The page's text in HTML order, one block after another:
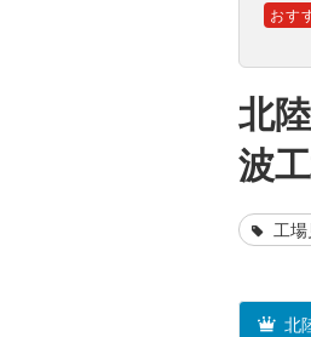
おす
北
波
工
北